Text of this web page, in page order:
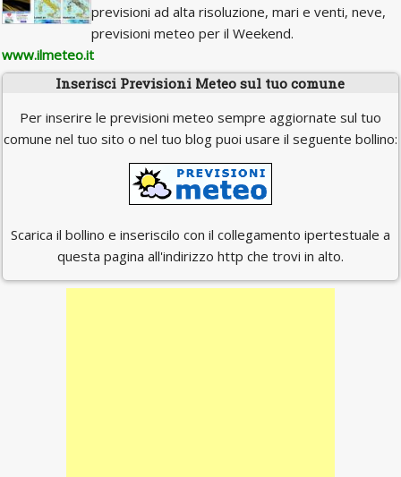
previsioni ad alta risoluzione, mari e venti, neve,
previsioni meteo per il Weekend.
www.ilmeteo.it
Inserisci Previsioni Meteo sul tuo comune
Per inserire le previsioni meteo sempre aggiornate sul tuo
comune nel tuo sito o nel tuo blog puoi usare il seguente bollino:
Scarica il bollino e inseriscilo con il collegamento ipertestuale a
questa pagina all'indirizzo http che trovi in alto.